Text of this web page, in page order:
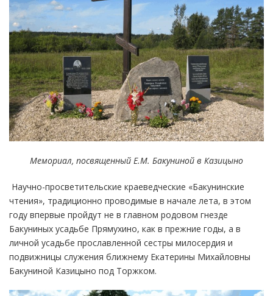
Мемориал, посвященный Е.М. Бакуниной в Казицыно
Научно-просветительские краеведческие «Бакунинские
чтения», традиционно проводимые в начале лета, в этом
году впервые пройдут не в главном родовом гнезде
Бакуниных усадьбе Прямухино, как в прежние годы, а в
личной усадьбе прославленной сестры милосердия и
подвижницы служения ближнему Екатерины Михайловны
Бакуниной Казицыно под Торжком.